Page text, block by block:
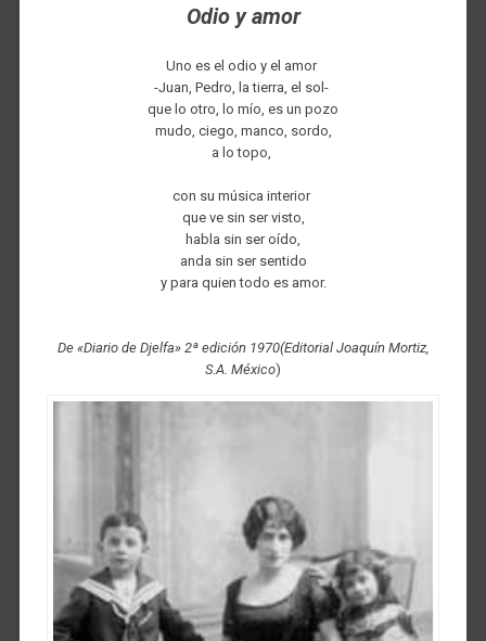
Odio y amor
Uno es el odio y el amor
-Juan, Pedro, la tierra, el sol-
que lo otro, lo mío, es un pozo
mudo, ciego, manco, sordo,
a lo topo,
con su música interior
que ve sin ser visto,
habla sin ser oído,
anda sin ser sentido
y para quien todo es amor.
De «Diario de Djelfa» 2ª edición 1970(Editorial Joaquín Mortiz,
S.A. México)